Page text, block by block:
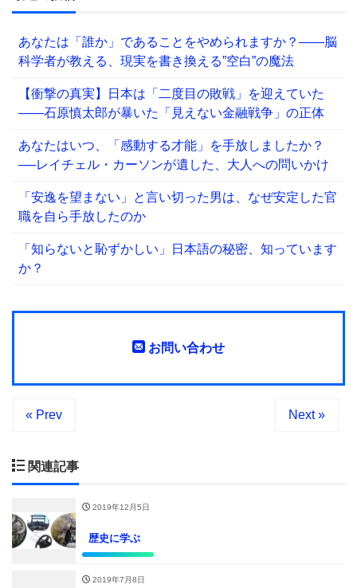
あなたは「誰か」であることをやめられますか？——脳
科学者が教える、現実を書き換える”空白”の魔法
【衝撃の真実】日本は「二度目の敗戦」を迎えていた
――石原慎太郎が暴いた「見えない金融戦争」の正体
あなたはいつ、「感動する才能」を手放しましたか？
──レイチェル・カーソンが遺した、大人への問いかけ
「安逸を望まない」と言い切った男は、なぜ安定した官
職を自ら手放したのか
「知らないと恥ずかしい」日本語の秘密、知っています
か？
お問い合わせ
« Prev Next »
関連記事
2019年12月5日
歴史に学ぶ
2019年7月8日